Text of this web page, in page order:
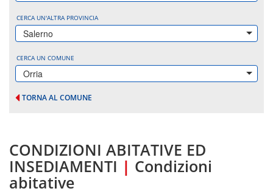
CERCA UN'ALTRA PROVINCIA
Salerno
CERCA UN COMUNE
Orria
TORNA AL COMUNE
CONDIZIONI ABITATIVE ED
INSEDIAMENTI | Condizioni
abitative